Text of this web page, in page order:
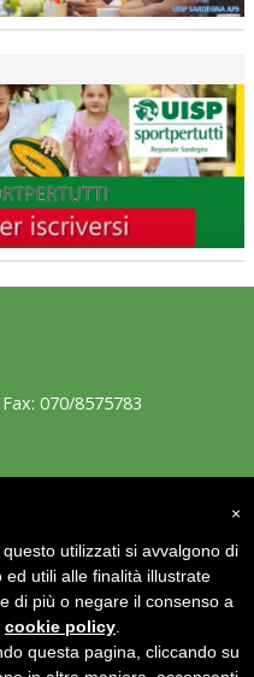
anche in estate
Terzjus: prima riunione a
070/8575783
×
utilizzati si avvalgono di
utili alle finalità illustrate
di più o negare il consenso a
cookie policy
questa pagina, cliccando su